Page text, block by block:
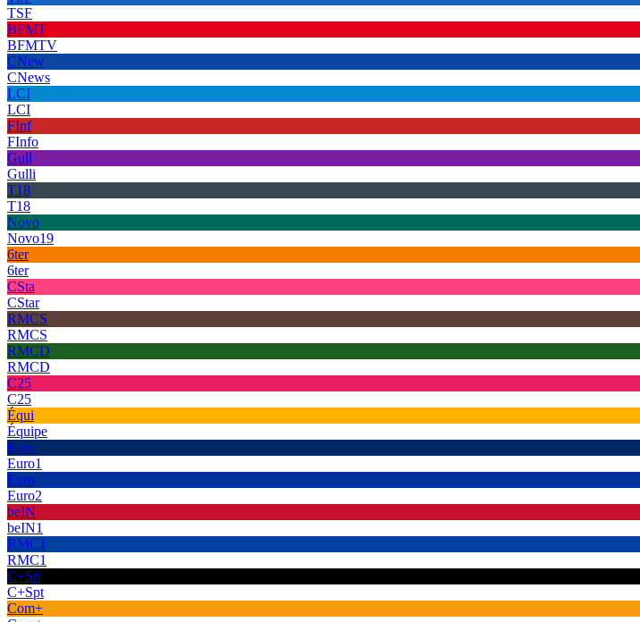
TSF
BFMT
BFMTV
CNew
CNews
LCI
LCI
FInf
FInfo
Gull
Gulli
T18
T18
Novo
Novo19
6ter
6ter
CSta
CStar
RMCS
RMCS
RMCD
RMCD
C25
C25
Équi
Équipe
Euro
Euro1
Euro
Euro2
beIN
beIN1
RMC1
RMC1
C+Sp
C+Spt
Com+